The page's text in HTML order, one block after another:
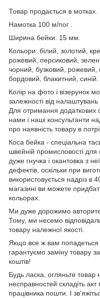
Товар продається в мотках.
Намотка 100 м/пог .
Ширина бейки: 15 мм.
Кольори: білий, золотий,
рожевий, персиковий,
чорний, бузковий, рожевий,
бордовий, блакитний, синій.
Колір на фото і візерунок
залежності від
Для отримання додаткових
нами і наші консультанти
про наявність товару в
Коса бейка - спеціальна
швейній промисловості
дуже гнучка і окантовка з
дефектів, оскільки при
використовується надріз в
магазині ви можете
кольорах.
Ми дуже дорожимо
Тому, ми несемо
товару належної якості.
Якщо все ж вам
гарантуємо заміну товару
коштів!
Будь ласка, огляньте товар
несправностей складіть
працівника пошти. І